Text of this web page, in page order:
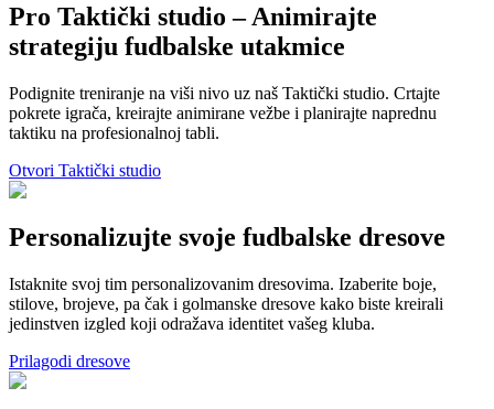
Pro Taktički studio – Animirajte
strategiju fudbalske utakmice
Podignite treniranje na viši nivo uz naš Taktički studio. Crtajte
pokrete igrača, kreirajte animirane vežbe i planirajte naprednu
taktiku na profesionalnoj tabli.
Otvori Taktički studio
Personalizujte svoje fudbalske dresove
Istaknite svoj tim personalizovanim dresovima. Izaberite boje,
stilove, brojeve, pa čak i golmanske dresove kako biste kreirali
jedinstven izgled koji odražava identitet vašeg kluba.
Prilagodi dresove